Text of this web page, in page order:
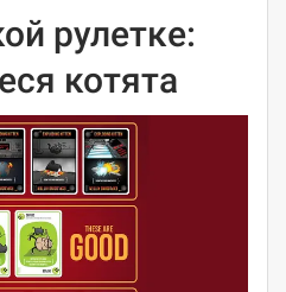
рулетке:
котята